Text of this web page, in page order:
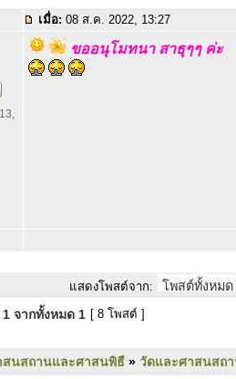
เมื่อ: 08 ส.ค. 2022, 13:27
ขออนุโมทนา สาธุๆๆ ค่ะ
แสดงโพสต์จาก:
1 จากทั้งหมด 1 [ 8 โพสต์ ]
สนสถานและศาสนพิธี » วัดและศาสนสถ